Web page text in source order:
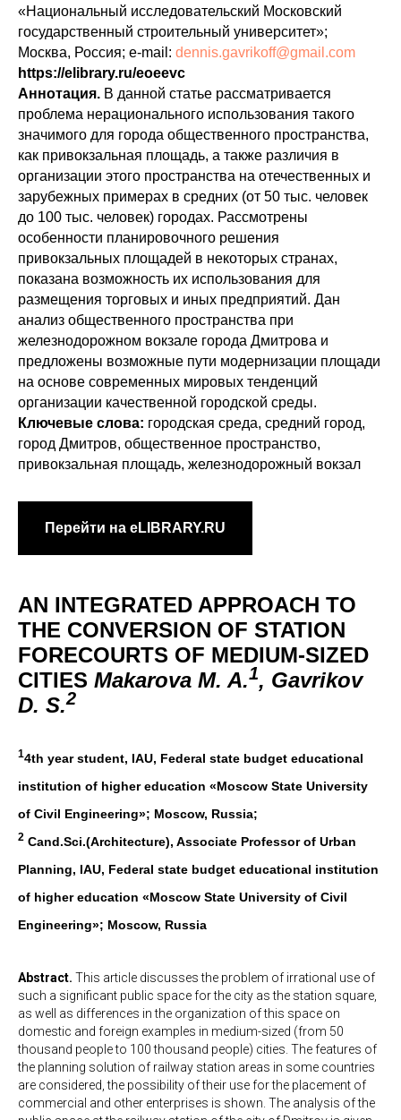
«Национальный исследовательский Московский
государственный строительный университет»;
Москва, Россия; e-mail: dennis.gavrikoff@gmail.com
https://elibrary.ru/eoeevc
Аннотация. В данной статье рассматривается
проблема нерационального использования такого
значимого для города общественного пространства,
как привокзальная площадь, а также различия в
организации этого пространства на отечественных и
зарубежных примерах в средних (от 50 тыс. человек
до 100 тыс. человек) городах. Рассмотрены
особенности планировочного решения
привокзальных площадей в некоторых странах,
показана возможность их использования для
размещения торговых и иных предприятий. Дан
анализ общественного пространства при
железнодорожном вокзале города Дмитрова и
предложены возможные пути модернизации площади
на основе современных мировых тенденций
организации качественной городской среды.
Ключевые слова: городская среда, средний город,
город Дмитров, общественное пространство,
привокзальная площадь, железнодорожный вокзал
Перейти на eLIBRARY.RU
AN INTEGRATED APPROACH TO
THE CONVERSION OF STATION
FORECOURTS OF MEDIUM-SIZED
CITIES Makarova M. A.1, Gavrikov
D. S.2
14th year student, IAU, Federal state budget educational
institution of higher education «Moscow State University
of Civil Engineering»; Moscow, Russia;
2 Cand.Sci.(Architecture), Associate Professor of Urban
Planning, IAU, Federal state budget educational institution
of higher education «Moscow State University of Civil
Engineering»; Moscow, Russia
Abstract. This article discusses the problem of irrational use of
such a significant public space for the city as the station square,
as well as differences in the organization of this space on
domestic and foreign examples in medium-sized (from 50
thousand people to 100 thousand people) cities. The features of
the planning solution of railway station areas in some countries
are considered, the possibility of their use for the placement of
commercial and other enterprises is shown. The analysis of the